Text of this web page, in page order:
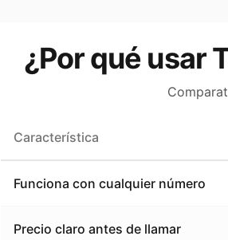
¿Por qué usar
Característica
Funciona con cualquier número
Precio claro antes de llamar